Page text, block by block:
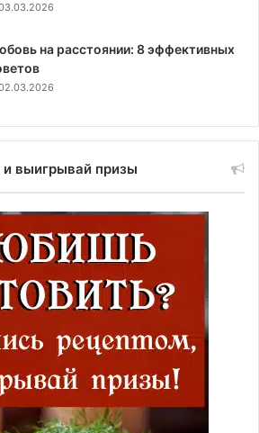
на расстоянии: 8 эффективных
выигрывай призы